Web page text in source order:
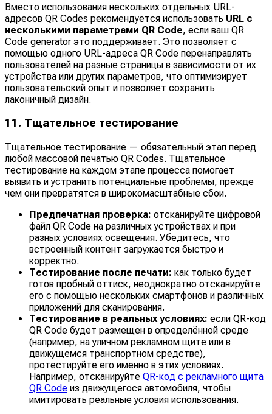
Вместо использования нескольких отдельных URL-
адресов QR Codes рекомендуется использовать URL с
несколькими параметрами QR Code, если ваш QR
Code generator это поддерживает. Это позволяет с
помощью одного URL-адреса QR Code перенаправлять
пользователей на разные страницы в зависимости от их
устройства или других параметров, что оптимизирует
пользовательский опыт и позволяет сохранить
лаконичный дизайн.
11. Тщательное тестирование
Тщательное тестирование — обязательный этап перед
любой массовой печатью QR Codes. Тщательное
тестирование на каждом этапе процесса помогает
выявить и устранить потенциальные проблемы, прежде
чем они превратятся в широкомасштабные сбои.
Предпечатная проверка: отсканируйте цифровой
файл QR Code на различных устройствах и при
разных условиях освещения. Убедитесь, что
встроенный контент загружается быстро и
корректно.
Тестирование после печати: как только будет
готов пробный оттиск, неоднократно отсканируйте
его с помощью нескольких смартфонов и различных
приложений для сканирования.
Тестирование в реальных условиях: если QR-код
QR Code будет размещен в определённой среде
(например, на уличном рекламном щите или в
движущемся транспортном средстве),
протестируйте его именно в этих условиях.
Например, отсканируйте QR-код с рекламного щита
QR Code из движущегося автомобиля, чтобы
имитировать реальные условия использования.